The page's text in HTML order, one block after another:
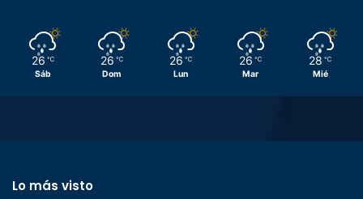
26 ℃
Sáb
26 ℃
Dom
26 ℃
Lun
26 ℃
Mar
28 ℃
Mié
Lo más visto